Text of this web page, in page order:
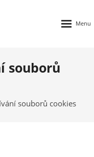
souborů
souborů cookies